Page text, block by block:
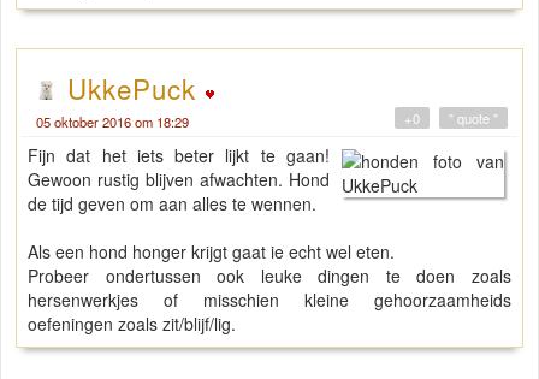
UkkePuck
05 oktober 2016 om 18:29 " quote "
+0
Fijn dat het iets beter lijkt te gaan!
Gewoon rustig blijven afwachten. Hond
de tijd geven om aan alles te wennen.
Als een hond honger krijgt gaat ie echt wel eten.
Probeer ondertussen ook leuke dingen te doen zoals
hersenwerkjes of misschien kleine gehoorzaamheids
oefeningen zoals zit/blijf/lig.